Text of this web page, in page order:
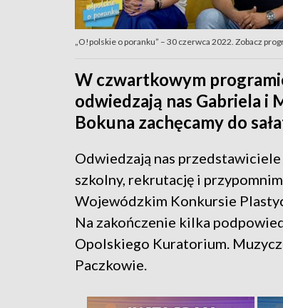
„O!polskie o poranku” – 30 czerwca 2022. Zobacz
W czwartkowym
odwiedzają nas Gabriela i
Bokuna zachęcamy do
Odwiedzają nas przedstawiciele
szkolny, rekrutację i
Wojewódzkim Konkursie
Na zakończenie kilka
Opolskiego Kuratorium.
Paczkowie.